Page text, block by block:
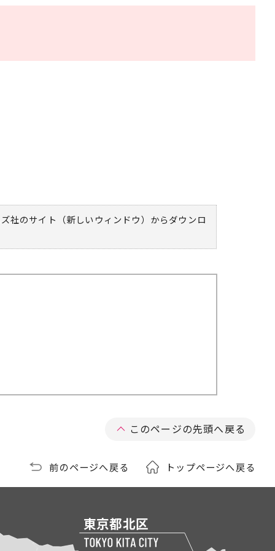
社のサイト（新しいウィンドウ） からダウンロ
このページの先頭へ戻る
前のページへ戻る トップページへ戻る